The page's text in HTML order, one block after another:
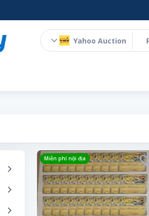
Yahoo Auction
Miễn phí nội địa